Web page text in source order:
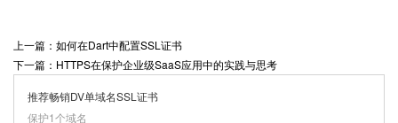
上一篇：如何在Dart中配置SSL证书
下一篇：HTTPS在保护企业级SaaS应用中的实践与思考
推荐畅销DV单域名SSL证书
保护1个域名